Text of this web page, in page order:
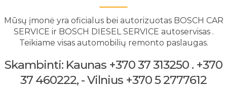
Mūsų įmonė yra oficialus bei autorizuotas BOSCH CAR
SERVICE ir BOSCH DIESEL SERVICE autoservisas .
Teikiame visas automobilių remonto paslaugas.
Skambinti: Kaunas +370 37 313250 . +370
37 460222, - Vilnius +370 5 2777612